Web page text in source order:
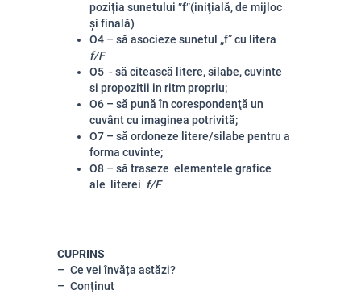
poziția sunetului ″f″(iniţială, de mijloc
și finală)
O4 – să asocieze sunetul „f” cu litera
f/F
O5 - să citească litere, silabe, cuvinte
si propozitii in ritm propriu;
O6 – să pună în corespondenţă un
cuvânt cu imaginea potrivită;
O7 – să ordoneze litere/silabe pentru a
forma cuvinte;
O8 – să traseze elementele grafice
ale literei f/F
CUPRINS
Ce vei învăța astăzi?
Conținut